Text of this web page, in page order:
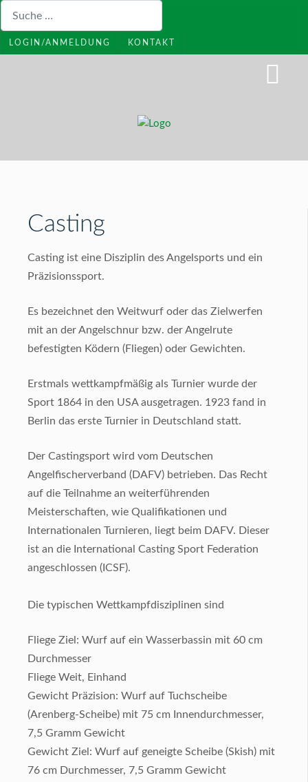
LOGIN/ANMELDUNG KONTAKT
Casting
Casting ist eine Disziplin des Angelsports und ein
Präzisionssport.
Es bezeichnet den Weitwurf oder das Zielwerfen
mit an der Angelschnur bzw. der Angelrute
befestigten Ködern (Fliegen) oder Gewichten.
Erstmals wettkampfmäßig als Turnier wurde der
Sport 1864 in den USA ausgetragen. 1923 fand in
Berlin das erste Turnier in Deutschland statt.
Der Castingsport wird vom Deutschen
Angelfischerverband (DAFV) betrieben. Das Recht
auf die Teilnahme an weiterführenden
Meisterschaften, wie Qualifikationen und
Internationalen Turnieren, liegt beim DAFV. Dieser
ist an die International Casting Sport Federation
angeschlossen (ICSF).
Die typischen Wettkampfdisziplinen sind
Fliege Ziel: Wurf auf ein Wasserbassin mit 60 cm
Durchmesser
Fliege Weit, Einhand
Gewicht Präzision: Wurf auf Tuchscheibe
(Arenberg-Scheibe) mit 75 cm Innendurchmesser,
7,5 Gramm Gewicht
Gewicht Ziel: Wurf auf geneigte Scheibe (Skish) mit
76 cm Durchmesser, 7,5 Gramm Gewicht